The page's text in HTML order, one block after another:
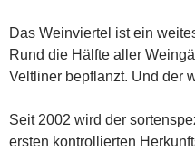
Das Weinviertel ist ein
Rund die Hälfte aller
Veltliner bepflanzt. Und der
Seit 2002 wird der
ersten kontrollierten